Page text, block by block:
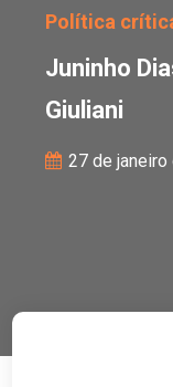
Política
Juninho
Giuliani
27 de janeiro